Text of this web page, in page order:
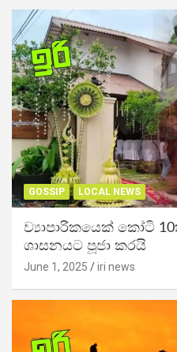
GOSSIP LOCAL NEWS
ව්‍යාපාරිකයෙක් කෝටි
ශාසනයට පූජා කරයි
June 1, 2025 iri news